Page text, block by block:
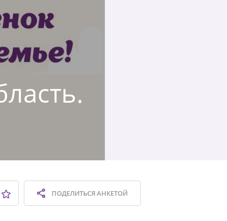
ПОДЕЛИТЬСЯАНКЕТОЙ